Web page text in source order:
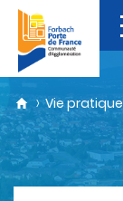
Vie pratique